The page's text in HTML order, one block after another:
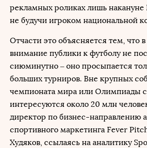
рекламных роликах лишь
не будучи игроком национальной
Отчасти это объясняется тем, что
внимание публики к футболу не
сиюминутно – оно просыпается
больших турниров. Вне крупных
чемпионата мира или Олимпиады
интересуются около 20 млн
директор по бизнес-направлению
спортивного маркетинга Fever
Худяков, ссылаясь на аналитику